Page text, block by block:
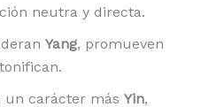
neutra y directa.
Yang, promueven
un carácter más Yin,